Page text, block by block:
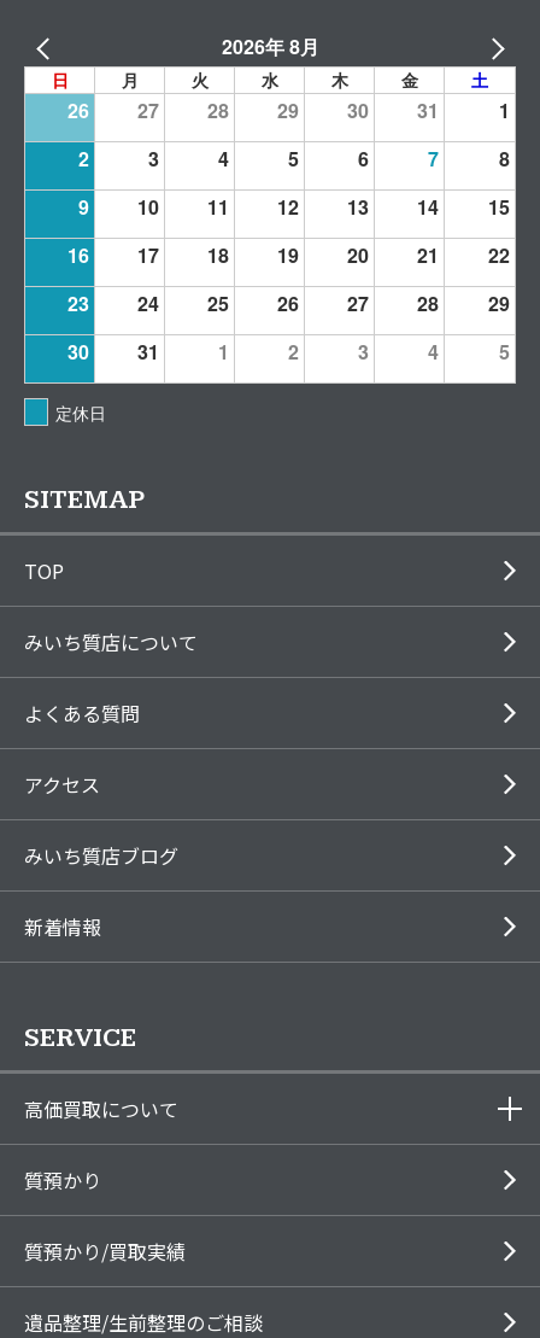
2026年 8月
日 月 火 水 木 金 土
26 27 28 29 30 31
1
2
3 4 5 6 7
8
9
10 11 12 13 14
15
16
17 18 19 20 21
22
23
24 25 26 27 28
29
30
31 1 2 3 4 5
定休日
SITEMAP
TOP
みいち質店について
よくある質問
アクセス
みいち質店ブログ
新着情報
SERVICE
高価買取について
質預かり
質預かり/買取実績
遺品整理/生前整理のご相談